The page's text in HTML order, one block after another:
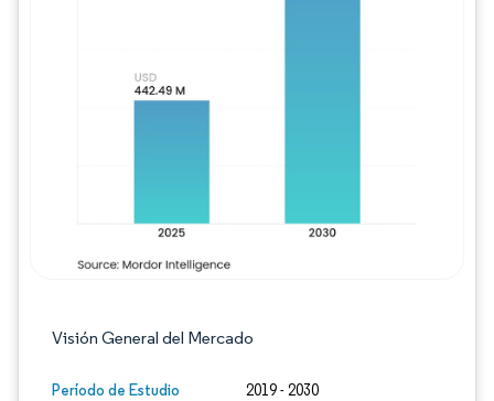
Visión General del Mercado
Período de Estudio 2019 - 2030